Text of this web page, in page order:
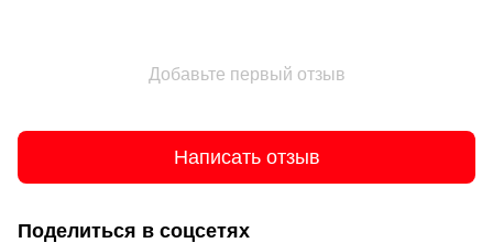
Добавьте первый отзыв
Написать отзыв
Поделиться в соцсетях